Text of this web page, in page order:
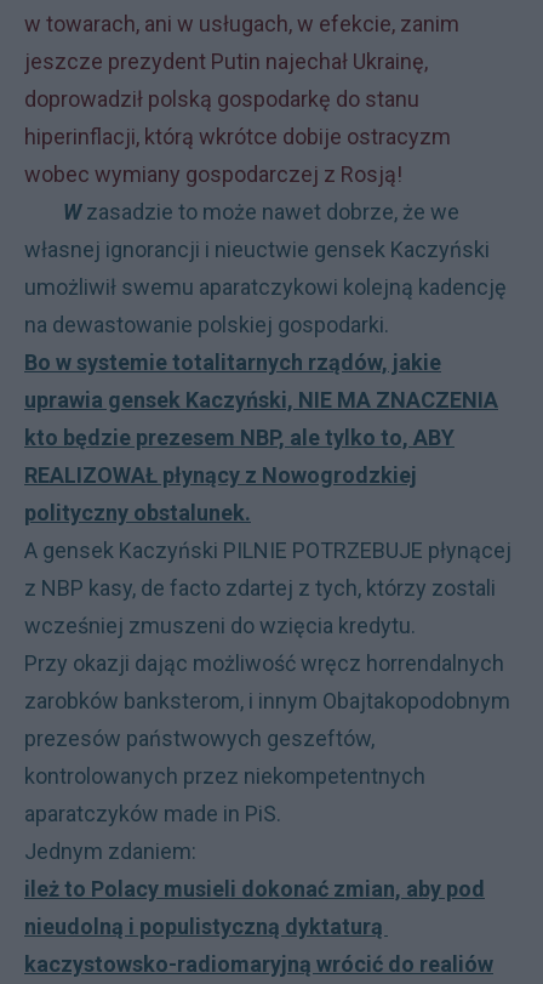
w towarach, ani w usługach, w efekcie, zanim
jeszcze prezydent Putin najechał Ukrainę,
doprowadził polską gospodarkę do stanu
hiperinflacji, którą wkrótce dobije ostracyzm
wobec wymiany gospodarczej z Rosją!
Wzasadzie to może nawet dobrze, że we
własnej ignorancji i nieuctwie gensek Kaczyński
umożliwił swemu aparatczykowi kolejną kadencję
na dewastowanie polskiej gospodarki.
Bo w systemie totalitarnych rządów, jakie
uprawia gensek Kaczyński, NIE MA ZNACZENIA
kto będzie prezesem NBP, ale tylko to, ABY
REALIZOWAŁ płynący z Nowogrodzkiej
polityczny obstalunek.
A gensek Kaczyński PILNIE POTRZEBUJE płynącej
z NBP kasy, de facto zdartej z tych, którzy zostali
wcześniej zmuszeni do wzięcia kredytu.
Przy okazji dając możliwość wręcz horrendalnych
zarobków banksterom, i innym Obajtakopodobnym
prezesów państwowych geszeftów,
kontrolowanych przez niekompetentnych
aparatczyków made in PiS.
Jednym zdaniem:
ileż to Polacy musieli dokonać zmian, aby pod
nieudolną i populistyczną dyktaturą
kaczystowsko-radiomaryjną wrócić do realiów